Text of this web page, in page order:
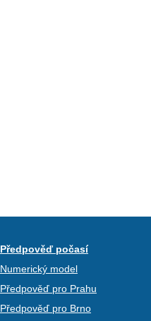
Předpověď počasí
Numerický model
Předpověď pro Prahu
Předpověď pro Brno